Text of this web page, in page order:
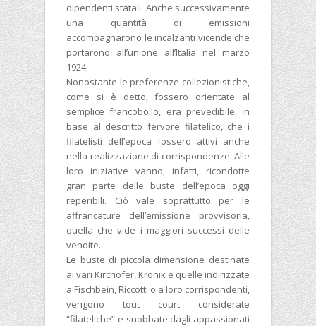
dipendenti statali. Anche successivamente
una quantità di emissioni
accompagnarono le incalzanti vicende che
portarono all’unione all’Italia nel marzo
1924.
Nonostante le preferenze collezionistiche,
come si è detto, fossero orientate al
semplice francobollo, era prevedibile, in
base al descritto fervore filatelico, che i
filatelisti dell’epoca fossero attivi anche
nella realizzazione di corrispondenze. Alle
loro iniziative vanno, infatti, ricondotte
gran parte delle buste dell’epoca oggi
reperibili. Ciò vale soprattutto per le
affrancature dell’emissione provvisoria,
quella che vide i maggiori successi delle
vendite.
Le buste di piccola dimensione destinate
ai vari Kirchofer, Kronik e quelle indirizzate
a Fischbein, Riccotti o a loro corrispondenti,
vengono tout court considerate
“filateliche” e snobbate dagli appassionati